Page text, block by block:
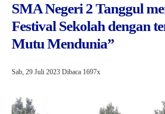
Informasi
SMA Negeri 2 Tanggul
Festival Sekolah dengan
Mutu Mendunia”
Sab, 29 Juli 2023 Dibaca 1697x